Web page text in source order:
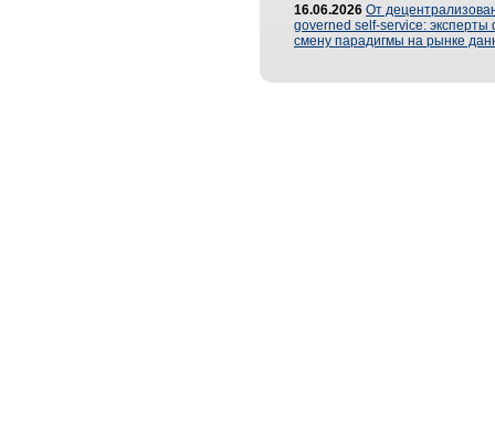
16.06.2026 От
governed self-service: эксперты
смену парадигмы на рынке